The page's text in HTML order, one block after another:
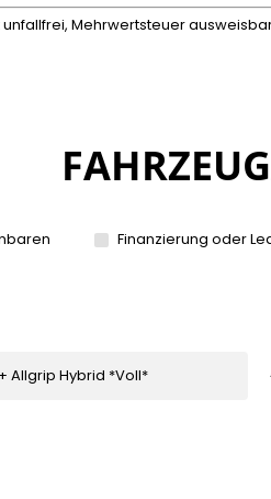
unfallfrei, Mehrwertsteuer
Finanzierung oder